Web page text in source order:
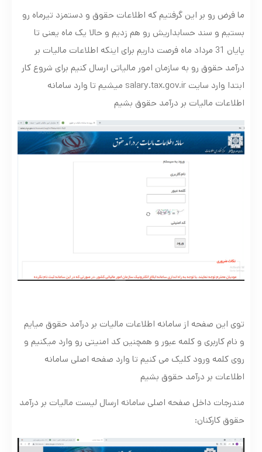
ما فرض رو بر این گرفتیم که اطلاعات حقوق و دستمزد تیرماه رو
بستیم و سند حسابداریش رو هم زدیم و حالا یک ماه یعنی تا
پایان 31 مرداد ماه فرصت داریم برای اینکه اطلاعات مالیات بر
درآمد حقوق رو به سازمان امور مالیاتی ارسال کنیم برای شروع کار
ابتدا وارد سایت salary.tax.gov.ir میشیم تا وارد سامانه
اطلاعات مالیات بر درآمد حقوق بشیم
توی این صفحه از سامانه اطلاعات مالیات بر درآمد حقوق میایم
و نام کاربری و کلمه عبور و همچنین کد امنیتی رو وارد میکنیم و
روی کلمه ورود کلیک می کنیم تا وارد صفحه اصلی سامانه
اطلاعات بر درآمد حقوق بشیم
مندرجات داخل صفحه اصلی سامانه ارسال لیست مالیات بر درآمد
حقوق کارکنان: